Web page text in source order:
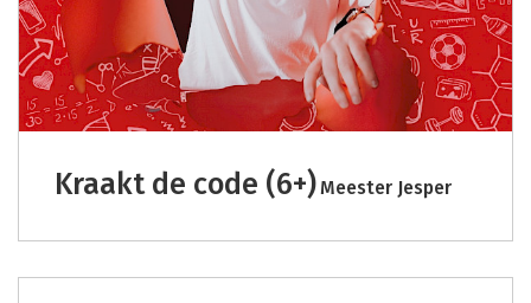
Kraakt de code (6+) Meester Jesper